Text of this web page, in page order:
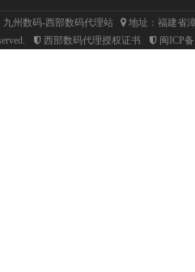
州数码-西部数码代理站
地址：福建省
西部数码代理授权证书 闽ICP